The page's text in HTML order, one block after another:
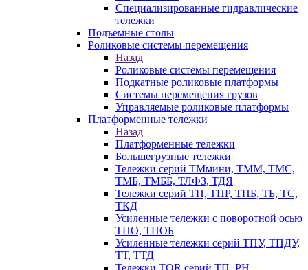
Специализированные гидравлические
тележки
Подъемные столы
Роликовые системы перемещения
Назад
Роликовые системы перемещения
Подкатные роликовые платформы
Системы перемещения грузов
Управляемые роликовые платформы
Платформенные тележки
Назад
Платформенные тележки
Большегрузные тележки
Тележки серий ТМмини, ТММ, ТМС,
ТМБ, ТМББ, ТЛФЗ, ТДЯ
Тележки серий ТП, ТПР, ТПБ, ТБ, ТС,
ТКД
Усиленные тележки с поворотной осью
ТПО, ТПОБ
Усиленные тележки серий ТПУ, ТПДУ,
ТТ, ТТД
Тележки TOR серий ТП, PH